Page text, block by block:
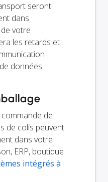
seront
dans
votre
les retards et
données.
de
de colis peuvent
dans votre
ERP, boutique
intégrés à